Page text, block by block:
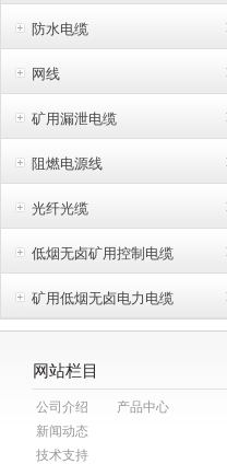
防水电缆
网线
矿用漏泄电缆
阻燃电源线
光纤光缆
低烟无卤矿用控制电缆
矿用低烟无卤电力电缆
网站栏目
公司介绍
产品中心
新闻动态
技术支持